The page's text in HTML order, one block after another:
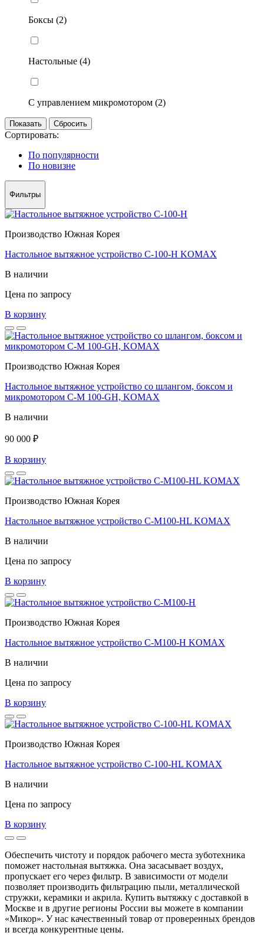
Боксы (2)
Настольные (4)
С управлением микромотором (2)
Сортировать:
По популярности
По новизне
Фильтры
Производство Южная Корея
Настольное вытяжное устройство C-100-H KOMAX
В наличии
Цена по запросу
В корзину
Производство Южная Корея
Настольное вытяжное устройство со шлангом, боксом и
микромотором C-M 100-GH, KOMAX
В наличии
90 000 ₽
В корзину
Производство Южная Корея
Настольное вытяжное устройство C-M100-HL KOMAX
В наличии
Цена по запросу
В корзину
Производство Южная Корея
Настольное вытяжное устройство C-M100-H KOMAX
В наличии
Цена по запросу
В корзину
Производство Южная Корея
Настольное вытяжное устройство C-100-HL KOMAX
В наличии
Цена по запросу
В корзину
Обеспечить чистоту и порядок рабочего места зуботехника
поможет настольная вытяжка. Она засасывает воздух,
пропускает его через фильтр. В зависимости от модели
позволяет производить фильтрацию пыли, металлической
стружки, керамики и акрила. Купить вытяжку с доставкой в
Москве и в другие регионы России вы можете в компании
«Микор». У нас качественный товар от проверенных брендов
и всегда конкурентные цены.